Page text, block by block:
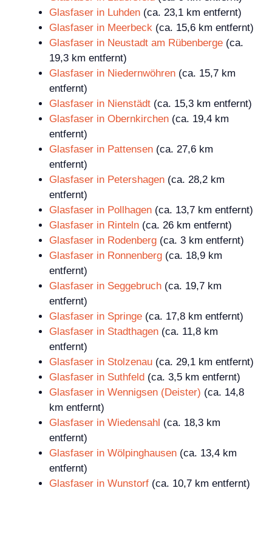
Glasfaser in Luhden (ca. 23,1 km entfernt)
Glasfaser in Meerbeck (ca. 15,6 km entfernt)
Glasfaser in Neustadt am Rübenberge (ca.
19,3 km entfernt)
Glasfaser in Niedernwöhren (ca. 15,7 km
entfernt)
Glasfaser in Nienstädt (ca. 15,3 km entfernt)
Glasfaser in Obernkirchen (ca. 19,4 km
entfernt)
Glasfaser in Pattensen (ca. 27,6 km
entfernt)
Glasfaser in Petershagen (ca. 28,2 km
entfernt)
Glasfaser in Pollhagen (ca. 13,7 km entfernt)
Glasfaser in Rinteln (ca. 26 km entfernt)
Glasfaser in Rodenberg (ca. 3 km entfernt)
Glasfaser in Ronnenberg (ca. 18,9 km
entfernt)
Glasfaser in Seggebruch (ca. 19,7 km
entfernt)
Glasfaser in Springe (ca. 17,8 km entfernt)
Glasfaser in Stadthagen (ca. 11,8 km
entfernt)
Glasfaser in Stolzenau (ca. 29,1 km entfernt)
Glasfaser in Suthfeld (ca. 3,5 km entfernt)
Glasfaser in Wennigsen (Deister) (ca. 14,8
km entfernt)
Glasfaser in Wiedensahl (ca. 18,3 km
entfernt)
Glasfaser in Wölpinghausen (ca. 13,4 km
entfernt)
Glasfaser in Wunstorf (ca. 10,7 km entfernt)